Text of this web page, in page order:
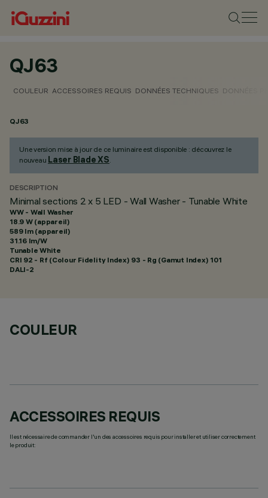
QJ63
COULEUR ACCESSOIRES REQUIS DONNÉES TECHNIQUES DONNÉES
QJ63
Une version mise à jour de ce luminaire est disponible : découvrez le
nouveau Laser Blade XS.
DESCRIPTION
Minimal sections 2 x 5 LED - Wall Washer - Tunable White
WW - Wall Washer
18.9 W (appareil)
589 lm (appareil)
31.16 lm/W
Tunable White
CRI 92 - Rf (Colour Fidelity Index) 93 - Rg (Gamut Index) 101
DALI-2
COULEUR
ACCESSOIRES REQUIS
Il est nécessaire de commander l'un des accessoires requis pour installer et utiliser correctement
le produit: